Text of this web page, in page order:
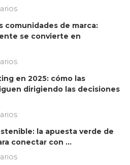
comunidades de marca:
se convierte en
en 2025: cómo las
dirigiendo las decisiones
la apuesta verde de
conectar con ...